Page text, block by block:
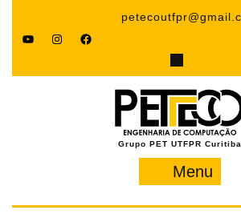
YouTubeInstagramFacebook
Grupo PET UTFPR Curitiba
Menu